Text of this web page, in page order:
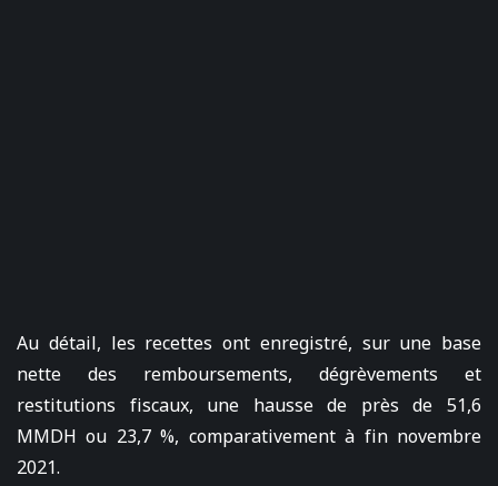
Au détail, les recettes ont enregistré, sur une base
nette des remboursements, dégrèvements et
restitutions fiscaux, une hausse de près de 51,6
MMDH ou 23,7 %, comparativement à fin novembre
2021.